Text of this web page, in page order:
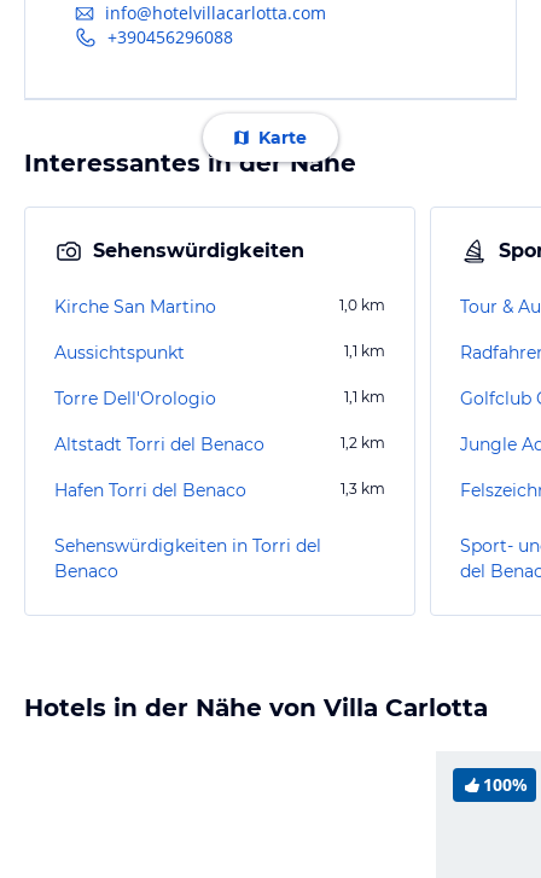
info@hotelvillacarlotta.com
+390456296088
Karte
Interessantes in der Nähe
Sehenswürdigkeiten
Kirche San Martino 1,0 km
Aussichtspunkt 1,1 km
Torre Dell'Orologio 1,1 km
Altstadt Torri del Benaco 1,2 km
Hafen Torri del Benaco 1,3 km
Sehenswürdigkeiten in Torri del
Benaco
Tour &
Golfclub
Jungle
Sport-
del
Hotels in der Nähe von Villa Carlotta
100%